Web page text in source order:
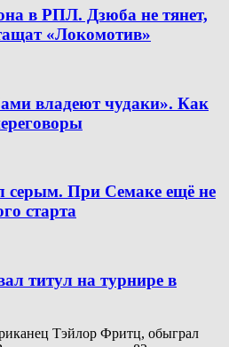
в РПЛ. Дзюба не тянет,
«Локомотив»
владеют чудаки». Как
серым. При Семаке ещё не
старта
титул на турнире в
Тэйлор Фритц, обыграл